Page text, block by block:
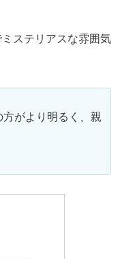
ステリアスな雰囲気
方がより明るく、親